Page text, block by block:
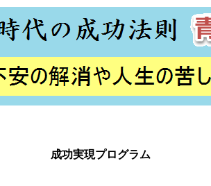
成功実現プログラム